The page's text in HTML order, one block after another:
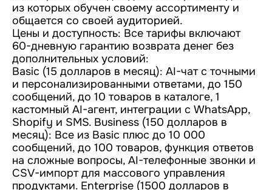
из которых обучен своему ассортименту и
общается со своей аудиторией.
Цены и доступность: Все тарифы включают
60-дневную гарантию возврата денег без
дополнительных условий:
Basic (15 долларов в месяц): AI-чат с точными
и персонализированными ответами, до 150
сообщений, до 10 товаров в каталоге, 1
кастомный AI-агент, интеграции с WhatsApp,
Shopify и SMS. Business (150 долларов в
месяц): Все из Basic плюс до 10 000
сообщений, до 100 товаров, функция ответов
на сложные вопросы, AI-телефонные звонки и
CSV-импорт для массового управления
продуктами. Enterprise (1500 долларов в